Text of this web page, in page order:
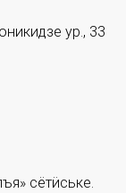
ур., 33
сётӥське.